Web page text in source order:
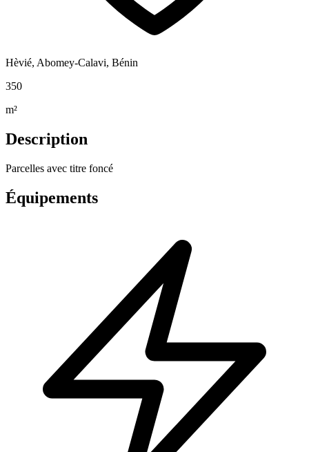
Hèvié, Abomey-Calavi, Bénin
350
m²
Description
Parcelles avec titre foncé
Équipements